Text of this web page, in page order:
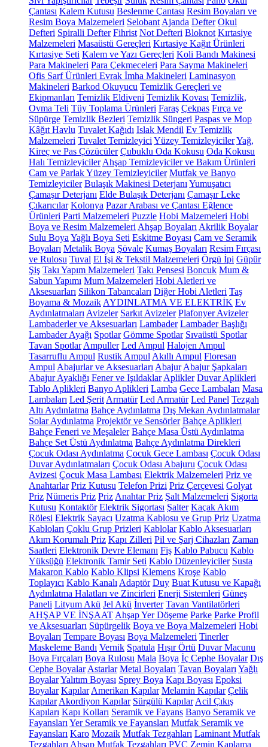
Çantası Kalem Kutusu Beslenme Çantası Resim Boyaları ve
Resim Boya Malzemeleri Selobant Ajanda Defter Okul
Defteri Spiralli Defter Fihrist Not Defteri Bloknot Kırtasiye
Malzemeleri Masaüstü Gereçleri Kırtasiye Kağıt Ürünleri
Kırtasiye Seti Kalem ve Yazı Gereçleri Koli Bandı Makinesi
Para Makineleri Para Çekmeceleri Para Sayma Makineleri
Ofis Sarf Ürünleri Evrak İmha Makineleri Laminasyon
Makineleri Barkod Okuyucu Temizlik Gereçleri ve
Ekipmanları Temizlik Eldiveni Temizlik Kovası Temizlik,
Ovma Teli Tüy Toplama Ürünleri Faraş Çekpas Fırça ve
Süpürge Temizlik Bezleri Temizlik Süngeri Paspas ve Mop
Kâğıt Havlu Tuvalet Kağıdı Islak Mendil Ev Temizlik
Malzemeleri Tuvalet Temizleyici Yüzey TemizleyicilerYağ,
Kireç ve Pas Çözücüler Çubuklu Oda Kokusu Oda Kokusu
Halı Temizleyiciler Ahşap Temizleyiciler ve Bakım Ürünleri
Cam ve Parlak Yüzey Temizleyiciler Mutfak ve Banyo
Temizleyiciler Bulaşık Makinesi Deterjanı Yumuşatıcı
Çamaşır Deterjanı Elde Bulaşık Deterjanı Çamaşır Leke
Çıkarıcılar Kolonya Pazar Arabası ve Çantası Eğlence
Ürünleri Parti Malzemeleri Puzzle Hobi Malzemeleri Hobi
Boya ve Resim Malzemeleri Ahşap Boyaları Akrilik Boyalar
Sulu Boya Yağlı Boya Seti Eskitme Boyası Cam ve Seramik
Boyaları Metalik Boya Şövale Kumaş Boyaları Resim Fırçası
ve Rulosu Tuval El İşi & Tekstil Malzemeleri Örgü İpi Güpür
Şiş Takı Yapım Malzemeleri Takı Pensesi Boncuk Mum &
Sabun Yapımı Mum Malzemeleri Hobi Aletleri ve
Aksesuarları Silikon Tabancaları Diğer Hobi Aletleri Taş
Boyama & Mozaik AYDINLATMA VE ELEKTRİK Ev
Aydınlatmaları Avizeler Sarkıt Avizeler Plafonyer Avizeler
Lambaderler ve Aksesuarları Lambader Lambader Başlığı
Lambader Ayağı Spotlar Gömme Spotlar Sıvaüstü Spotlar
Tavan Spotlar Ampuller Led Ampul Halojen Ampul
Tasarruflu Ampul Rustik Ampul Akıllı Ampul Floresan
Ampul Abajurlar ve Aksesuarları Abajur Abajur Şapkaları
Abajur Ayaklığı Fener ve Işıldaklar Aplikler Duvar Aplikleri
Tablo Aplikleri Banyo Aplikleri Lamba Gece Lambaları Masa
Lambaları Led Şerit Armatür Led Armatür Led Panel Tezgah
Altı Aydınlatma Bahçe Aydınlatma Dış Mekan Aydınlatmalar
Solar Aydınlatma Projektör ve Sensörler Bahçe Aplikleri
Bahçe Feneri ve Meşaleler Bahçe Masa Üstü Aydınlatma
Bahçe Set Üstü Aydınlatma Bahçe Aydınlatma Direkleri
Çocuk Odası Aydınlatma Çocuk Gece Lambası Çocuk Odası
Duvar Aydınlatmaları Çocuk Odası Abajuru Çocuk Odası
Avizesi Çocuk Masa Lambası Elektrik Malzemeleri Priz ve
Anahtarlar Priz Kutusu Telefon Prizi Priz Çerçevesi Golyat
Priz Nümeris Priz Priz Anahtar Priz Şalt Malzemeleri Sigorta
Kutusu Kontaktör Elektrik Sigortası Şalter Kaçak Akım
Rölesi Elektrik Sayacı Uzatma Kablosu ve Grup Priz Uzatma
Kabloları Çoklu Grup Prizleri Kablolar Kablo Aksesuarları
Akım Korumalı Priz Kapı Zilleri Pil ve Şarj Cihazları Zaman
Saatleri Elektronik Devre Elemanı Fiş Kablo Pabucu Kablo
Yüksüğü Elektronik Tamir Seti Kablo Düzenleyiciler Susta
Makaron Kablo Kablo Klipsi Klemens Kroşe Kablo
Toplayıcı Kablo Kanalı Adaptör Duy Buat Kutusu ve Kapağı
Aydınlatma Halatları ve Zincirleri Enerji Sistemleri Güneş
Paneli Lityum Akü Jel Akü İnverter Tavan Vantilatörleri
AHŞAP VE İNŞAAT Ahşap Yer Döşeme Parke Parke Profil
ve Aksesuarları Süpürgelik Boya ve Boya Malzemeleri Hobi
Boyaları Tempare Boyası Boya Malzemeleri Tinerler
Maskeleme Bandı Vernik Spatula Hışır Örtü Duvar Macunu
Boya Fırçaları Boya Rulosu Mala Boya İç Cephe Boyalar Dış
Cephe Boyalar Astarlar Metal Boyaları Tavan Boyaları Yağlı
BoyalarYalıtım Boyası Sprey Boya Kapı Boyası Epoksi
Boyalar Kapılar Amerikan Kapılar Melamin Kapılar Çelik
Kapılar Akordiyon Kapılar Sürgülü Kapılar Acil Çıkış
Kapıları Kapı Kolları Seramik ve Fayans Banyo Seramik ve
Fayansları Yer Seramik ve Fayansları Mutfak Seramik ve
Fayansları Karo Mozaik Mutfak Tezgahları Laminant Mutfak
Tezgahları Ahşap Mutfak Tezgahları PVC Zemin Kaplama